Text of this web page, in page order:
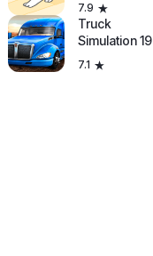
7.9
Truck
Simulation 19
7.1